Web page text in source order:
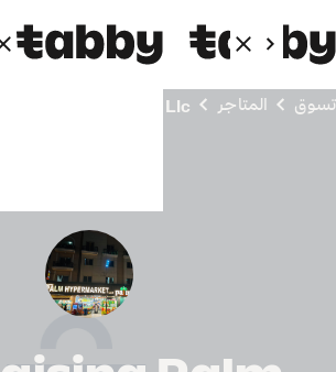
تسوق المتاجر Palm Hypermarket Llc